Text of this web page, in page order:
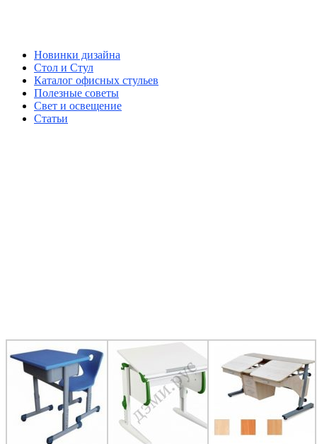
Новинки дизайна
Стол и Стул
Каталог офисных стульев
Полезные советы
Свет и освещение
Статьи